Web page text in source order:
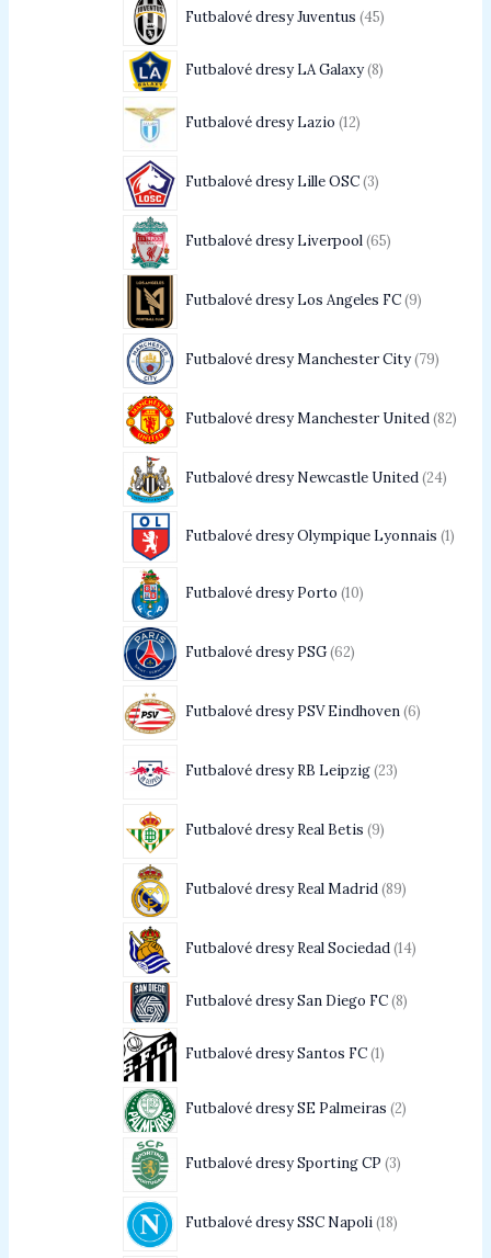
Futbalové dresy Juventus 45
Futbalové dresy LA Galaxy 8
Futbalové dresy Lazio 12
Futbalové dresy Lille OSC 3
Futbalové dresy Liverpool 65
Futbalové dresy Los Angeles FC 9
Futbalové dresy Manchester City 79
Futbalové dresy Manchester United 82
Futbalové dresy Newcastle United 24
Futbalové dresy Olympique Lyonnais 1
Futbalové dresy Porto 10
Futbalové dresy PSG 62
Futbalové dresy PSV Eindhoven 6
Futbalové dresy RB Leipzig 23
Futbalové dresy Real Betis 9
Futbalové dresy Real Madrid 89
Futbalové dresy Real Sociedad 14
Futbalové dresy San Diego FC 8
Futbalové dresy Santos FC 1
Futbalové dresy SE Palmeiras 2
Futbalové dresy Sporting CP 3
Futbalové dresy SSC Napoli 18